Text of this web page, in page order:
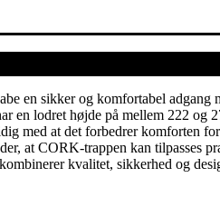
sikker og komfortabel adgang
en lodret højde på mellem 222
med at det forbedrer komforten
at CORK-trappen kan tilpasses
kvalitet, sikkerhed og